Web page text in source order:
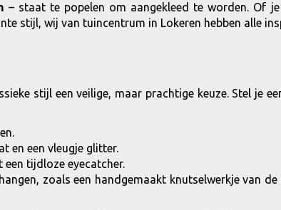
– staat te popelen om aangekleed te worden. Of
stijl, wij van tuincentrum in Lokeren hebben alle
stijl een veilige, maar prachtige keuze. Stel je
en een vleugje glitter.
tijdloze eyecatcher.
zoals een handgemaakt knutselwerkje van